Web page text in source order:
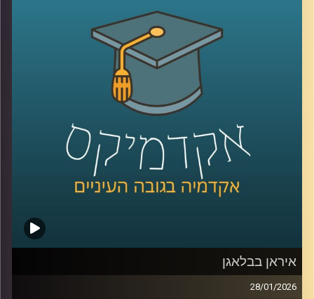
שהיא למעשה מנגנון עמוק שמכתיב אם צוותים ידברו וישתפו
ידע, ואם משפחות ירגישו מובנות או מתוסכלות. בפרק הזה
אנחנו מדברים על האופן שבו סגנון ההקשבה של מנהל, הורה
או בן משפחה מעצב את איכות הדיאלוג סביבו.
יחד עם ד״ר אסנת בוסקילה־ים, יועצת ארגונית ומרצה
באוניברסיטת רייכמן, נבחן למה הקשבה כל כך מאתגרת, למה
נאומים הם האויב שלה, ומה ההבדל בין הקשבה אישית,
הקשבה בצוות והקשבה במשפחה, ואיך שינוי קטן באופן
ההקשבה יכול לייצר שינוי גדול ביחסים?
איראן בבלאגן
28/01/2026